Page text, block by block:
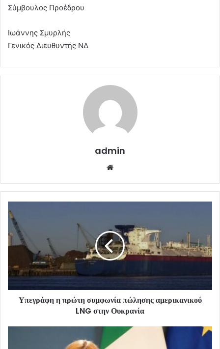
Σύμβουλος Προέδρου
Ιωάννης Σμυρλής
Γενικός Διευθυντής ΝΔ
admin
Υπεγράφη η πρώτη συμφωνία πώλησης αμερικανικού
LNG στην Ουκρανία